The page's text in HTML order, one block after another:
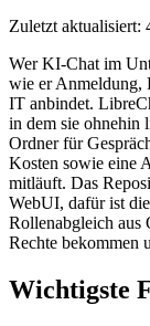
Zuletzt aktualisiert:
Wer KI-Chat im
wie er Anmeldung,
IT anbindet.
in dem sie ohnehin
Ordner für
Kosten sowie eine
mitläuft. Das
WebUI, dafür ist
Rollenabgleich aus
Rechte bekommen
Wichtigste